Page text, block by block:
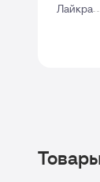
Лайкра